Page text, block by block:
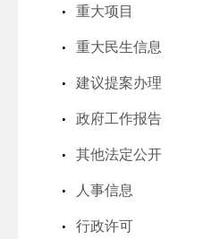
重大项目
重大民生信息
建议提案办理
政府工作报告
其他法定公开
人事信息
行政许可